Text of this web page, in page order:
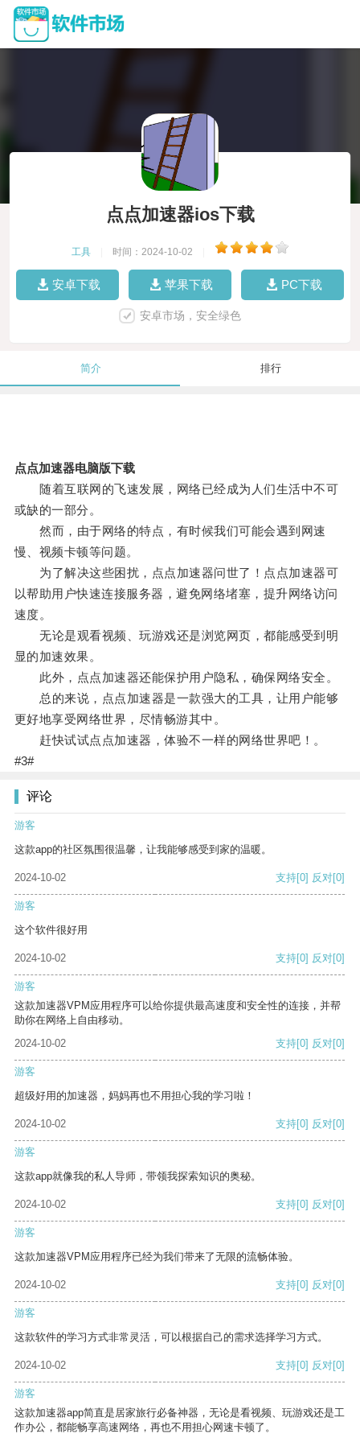
点点加速器ios下载
工具 时间：2024-10-02
安卓下载 苹果下载 PC下载
安卓市场，安全绿色
简介 排行
点点加速器电脑版下载
随着互联网的飞速发展，网络已经成为人们生活中不可
或缺的一部分。
然而，由于网络的特点，有时候我们可能会遇到网速
慢、视频卡顿等问题。
为了解决这些困扰，点点加速器问世了！点点加速器可
以帮助用户快速连接服务器，避免网络堵塞，提升网络访问
速度。
无论是观看视频、玩游戏还是浏览网页，都能感受到明
显的加速效果。
此外，点点加速器还能保护用户隐私，确保网络安全。
总的来说，点点加速器是一款强大的工具，让用户能够
更好地享受网络世界，尽情畅游其中。
赶快试试点点加速器，体验不一样的网络世界吧！。
#3#
评论
游客
这款app的社区氛围很温馨，让我能够感受到家的温暖。
2024-10-02 支持[0] 反对[0]
游客
这个软件很好用
2024-10-02 支持[0] 反对[0]
游客
这款加速器VPM应用程序可以给你提供最高速度和安全性的连接，并帮
助你在网络上自由移动。
2024-10-02
支持[0] 反对[0]
游客
超级好用的加速器，妈妈再也不用担心我的学习啦！
2024-10-02 支持[0] 反对[0]
游客
这款app就像我的私人导师，带领我探索知识的奥秘。
2024-10-02 支持[0] 反对[0]
游客
这款加速器VPM应用程序已经为我们带来了无限的流畅体验。
2024-10-02 支持[0] 反对[0]
游客
这款软件的学习方式非常灵活，可以根据自己的需求选择学习方式。
2024-10-02 支持[0] 反对[0]
游客
这款加速器app简直是居家旅行必备神器，无论是看视频、玩游戏还是工
作办公，都能畅享高速网络，再也不用担心网速卡顿了。